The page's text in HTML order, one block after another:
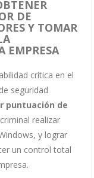
DE
Y TOMAR
EMPRESA
crítica en el
seguridad
puntuación de
realizar
y lograr
un control total